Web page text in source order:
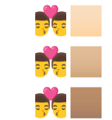
👨‍❤️‍💋‍👨🏻
👨‍❤️‍💋‍👨🏼
👨‍❤️‍💋‍👨🏽